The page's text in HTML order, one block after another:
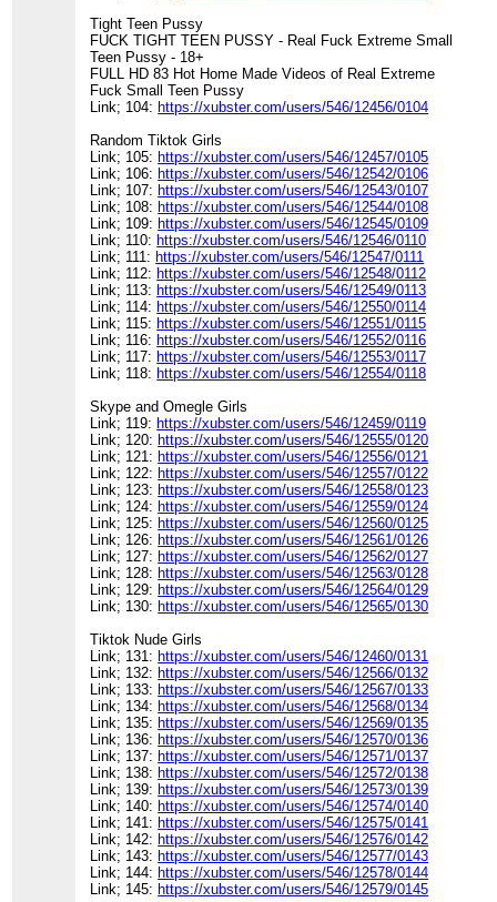
Tight Teen Pussy
FUCK TIGHT TEEN PUSSY - Real Fuck Extreme Small
Teen Pussy - 18+
FULL HD 83 Hot Home Made Videos of Real Extreme
Fuck Small Teen Pussy
Link; 104: https://xubster.com/users/546/12456/0104
Random Tiktok Girls
Link; 105: https://xubster.com/users/546/12457/0105
Link; 106: https://xubster.com/users/546/12542/0106
Link; 107: https://xubster.com/users/546/12543/0107
Link; 108: https://xubster.com/users/546/12544/0108
Link; 109: https://xubster.com/users/546/12545/0109
Link; 110: https://xubster.com/users/546/12546/0110
Link; 111: https://xubster.com/users/546/12547/0111
Link; 112: https://xubster.com/users/546/12548/0112
Link; 113: https://xubster.com/users/546/12549/0113
Link; 114: https://xubster.com/users/546/12550/0114
Link; 115: https://xubster.com/users/546/12551/0115
Link; 116: https://xubster.com/users/546/12552/0116
Link; 117: https://xubster.com/users/546/12553/0117
Link; 118: https://xubster.com/users/546/12554/0118
Skype and Omegle Girls
Link; 119: https://xubster.com/users/546/12459/0119
Link; 120: https://xubster.com/users/546/12555/0120
Link; 121: https://xubster.com/users/546/12556/0121
Link; 122: https://xubster.com/users/546/12557/0122
Link; 123: https://xubster.com/users/546/12558/0123
Link; 124: https://xubster.com/users/546/12559/0124
Link; 125: https://xubster.com/users/546/12560/0125
Link; 126: https://xubster.com/users/546/12561/0126
Link; 127: https://xubster.com/users/546/12562/0127
Link; 128: https://xubster.com/users/546/12563/0128
Link; 129: https://xubster.com/users/546/12564/0129
Link; 130: https://xubster.com/users/546/12565/0130
Tiktok Nude Girls
Link; 131: https://xubster.com/users/546/12460/0131
Link; 132: https://xubster.com/users/546/12566/0132
Link; 133: https://xubster.com/users/546/12567/0133
Link; 134: https://xubster.com/users/546/12568/0134
Link; 135: https://xubster.com/users/546/12569/0135
Link; 136: https://xubster.com/users/546/12570/0136
Link; 137: https://xubster.com/users/546/12571/0137
Link; 138: https://xubster.com/users/546/12572/0138
Link; 139: https://xubster.com/users/546/12573/0139
Link; 140: https://xubster.com/users/546/12574/0140
Link; 141: https://xubster.com/users/546/12575/0141
Link; 142: https://xubster.com/users/546/12576/0142
Link; 143: https://xubster.com/users/546/12577/0143
Link; 144: https://xubster.com/users/546/12578/0144
Link; 145: https://xubster.com/users/546/12579/0145